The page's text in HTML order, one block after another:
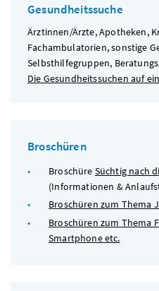
Gesundheitssuche
Ärztinnen/Ärzte, Apotheken,
Fachambulatorien, sonstige
Selbsthilfegruppen,
Die Gesundheitssuchen auf
Broschüren
Broschüre Süchtig nach
(Informationen &
Broschüren zum Thema
Broschüren zum Thema
Smartphoneetc.